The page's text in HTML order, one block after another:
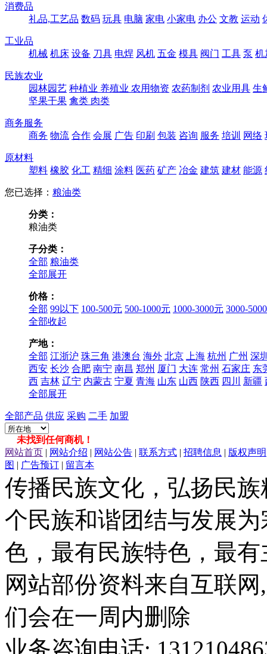
消费品
礼品,工艺品 数码 玩具 电脑 家电 小家电 办公 文教 运动
工业品
机械 机床 设备 刀具 电焊 风机 五金 模具 阀门 工具 泵 机
民族农业
园林园艺 种植业 养殖业 农用物资 农药制剂 农业用具 生
坚果干果 禽类 肉类
商务服务
商务 物流 合作 会展 广告 印刷 包装 咨询 服务 培训 网络
原材料
塑料 橡胶 化工 精细 涂料 医药 矿产 冶金 建筑 建材 能源
您已选择： 粮油类
分类：
粮油类
子分类：
全部 粮油类
全部展开
价格：
全部 99以下 100-500元 500-1000元 1000-3000元 3000-
全部收起
产地：
全部 江浙沪 珠三角 港澳台 海外 北京 上海 杭州 广州 深
西安 长沙 合肥 南宁 南昌 郑州 厦门 大连 常州 石家庄 东
西 吉林 辽宁 内蒙古 宁夏 青海 山东 山西 陕西 四川 新疆
全部展开
全部产品 供应 采购 二手 加盟
未找到任何商机！
网站首页 | 网站介绍 | 网站公告 | 联系方式 | 招聘信息 | 版权声明
图 | 广告预订 | 留言本
传播民族文化，弘扬民
个民族和谐团结与发展
色，最有民族特色，最
网站部份资料来自互联
们会在一周内删除
业务咨询电话: